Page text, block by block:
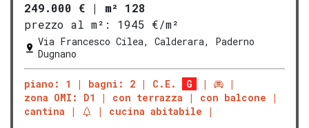
249.000 € | m² 128
prezzo al m²:
1945 €/m²
Via Francesco Cilea, Calderara, Paderno
Dugnano
piano: 1 bagni: 2 C.E.
G
zona OMI: D1
con terrazza
con balcone
cantina
cucina abitabile